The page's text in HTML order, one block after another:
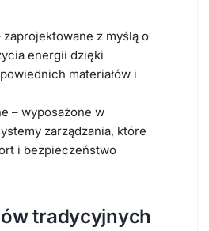
zaprojektowane z myślą o
energii dzięki
materiałów i
– wyposażone w
zarządzania, które
i bezpieczeństwo
tradycyjnych